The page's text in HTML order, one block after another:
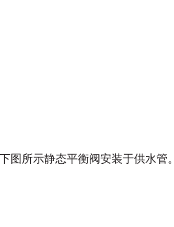
图所示静态平衡阀安装于供水管。